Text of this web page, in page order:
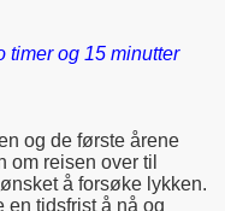
timer og 15 minutter
og de første årene
om reisen over til
å forsøke lykken.
en tidsfrist å nå og